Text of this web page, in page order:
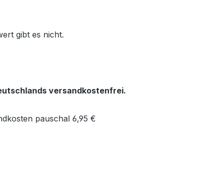
gibt es nicht.
versandkostenfrei.
pauschal 6,95 €